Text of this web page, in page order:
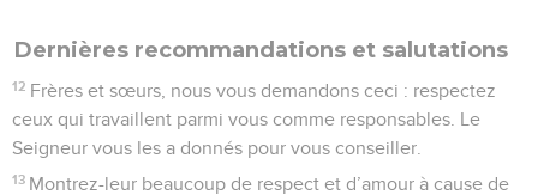
Dernières recommandations et salutations
12 Frères et sœurs, nous vous demandons ceci : respectez
ceux qui travaillent parmi vous comme responsables. Le
Seigneur vous les a donnés pour vous conseiller.
13 Montrez-leur beaucoup de respect et d’amour à cause de